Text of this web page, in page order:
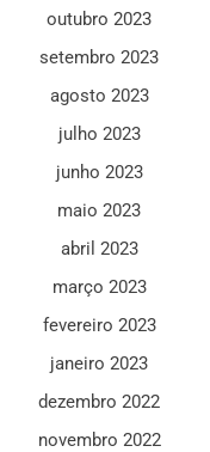
outubro 2023
setembro 2023
agosto 2023
julho 2023
junho 2023
maio 2023
abril 2023
março 2023
fevereiro 2023
janeiro 2023
dezembro 2022
novembro 2022